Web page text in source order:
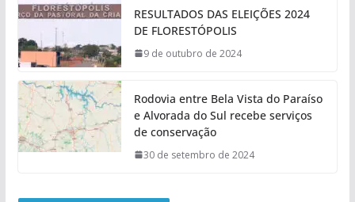
RESULTADOS DAS ELEIÇÕES 2024
DE FLORESTÓPOLIS
9 de outubro de 2024
Rodovia entre Bela Vista do Paraíso
e Alvorada do Sul recebe serviços
de conservação
30 de setembro de 2024